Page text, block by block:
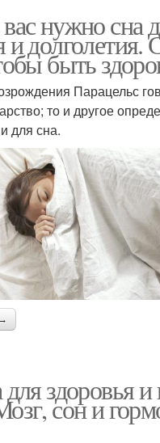
нужно сна
и долголетия.
быть
Парацельс
то и другое
для сна.
здоровья и
сон и